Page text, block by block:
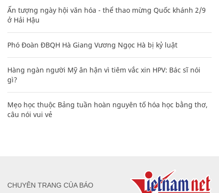
Ấn tượng ngày hội văn hóa - thể thao mừng Quốc khánh 2/9
ở Hải Hậu
Phó Đoàn ĐBQH Hà Giang Vương Ngọc Hà bị kỷ luật
Hàng ngàn người Mỹ ân hận vì tiêm vắc xin HPV: Bác sĩ nói
gì?
Mẹo học thuộc Bảng tuần hoàn nguyên tố hóa học bằng thơ,
câu nói vui vẻ
CHUYÊN TRANG CỦA BÁO